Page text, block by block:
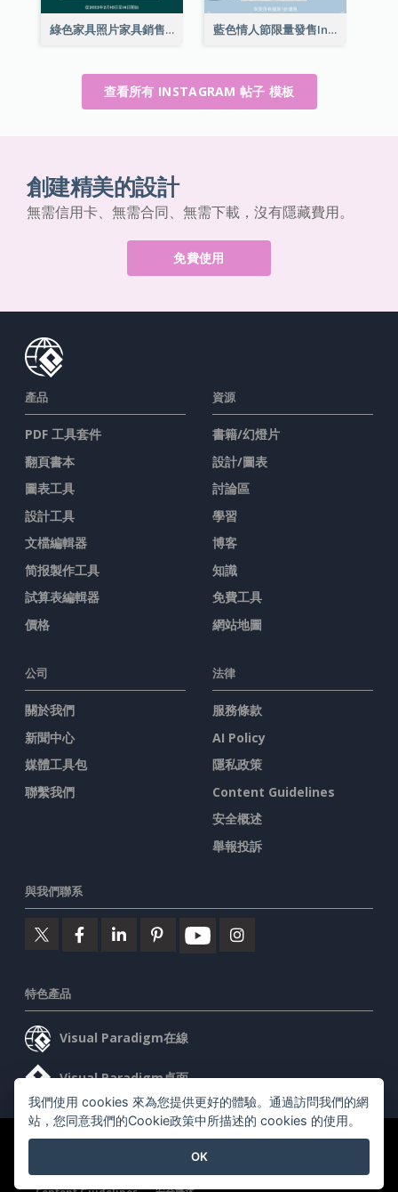
綠色家具照片家具銷售Instagram帖子 藍色情人節限量發售Instagram帖子
查看所有 INSTAGRAM 帖子 模板
創建精美的設計
無需信用卡、無需合同、無需下載，沒有隱藏費用。
免費使用
產品
PDF 工具套件
翻頁書本
圖表工具
設計工具
文檔編輯器
简报製作工具
試算表編輯器
價格
資源
書籍/幻燈片
設計/圖表
討論區
學習
博客
知識
免費工具
網站地圖
公司
關於我們
新聞中心
媒體工具包
聯繫我們
法律
服務條款
AI Policy
隱私政策
Content Guidelines
安全概述
舉報投訴
與我們聯系
特色產品
Visual Paradigm在線
Visual Paradigm桌面
我們使用 cookies 來為您提供更好的體驗。通過訪問我們的網
站，您同意我們的Cookie政策中所描述的 cookies 的使用。
OK